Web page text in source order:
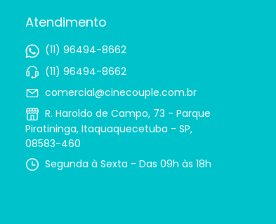
Atendimento
(11) 96494-8662
(11) 96494-8662
comercial@cinecouple.com.br
R. Haroldo de Campo, 73 - Parque
Piratininga, Itaquaquecetuba - SP,
08583-460
Segunda à Sexta - Das 09h às 18h